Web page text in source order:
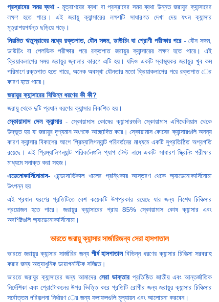
প্রস্রাবের সময় ব্যথা - মূত্রাশয়ের ব্যথা বা প্রস্রাবের সময় ব্যথা উন্নত জরায়ুর ক্যান্সারের
লক্ষণ হতে পারে। এই জরায়ু ক্যান্সারের লক্ষণটি সাধারণত দেখা দেয় যখন ক্যান্সার
মূত্রাশয়পর্যন্ত ছড়িয়ে পড়ে।
নিয়মিত ঋতুস্রাবের মধ্যে রক্তপাত, যৌন সঙ্গম, ডাউচিং বা শ্রোণী পরীক্ষার পরে - যৌন সঙ্গম,
ডাউচিং বা পেলভিক পরীক্ষার পরে রক্তপাত জরায়ুর ক্যান্সারের লক্ষণ হতে পারে। এই
ক্রিয়াকলাপের সময় জরায়ুর জ্বালার কারণে এটি হয়। যদিও একটি স্বাস্থ্যকর জরায়ুর খুব কম
পরিমাণে রক্তপাত হতে পারে, অনেক অবস্থা যৌনতার মতো ক্রিয়াকলাপের পরে রক্তপাত ের
কারণ হতে পারে।
জরায়ুর ক্যান্সারের বিভিন্ন ধরণের কী কী?
জরায়ু থেকে দুটি প্রধান ধরণের ক্যান্সার বিকশিত হয়।
স্কোয়ামাস সেল ক্যান্সার - স্কোয়ামাস কোষের ক্যান্সারগুলি স্কোয়ামাস এপিথেলিয়াম থেকে
উদ্ভূত হয় যা জরায়ুর দৃশ্যমান অংশকে আচ্ছাদিত করে। স্কোয়ামাস কোষের ক্যান্সারগুলি অনন্য
কারণ ক্যান্সার বিকাশের আগে প্রিম্যালিগন্যান্ট পরিবর্তনের মাধ্যমে একটি সুপ্রতিষ্ঠিত অগ্রগতি
রয়েছে। এই প্রিম্যালিগন্যান্ট পরিবর্তনগুলি প্যাপ টেস্ট নামে একটি সাধারণ স্ক্রিনিং পরীক্ষার
মাধ্যমে সনাক্ত করা সহজ।
এডেনোকার্সিনোমাস- এন্ডোসার্ভিকাল খালের গ্রন্থিকার আস্তরণ থেকে অ্যাডেনোকার্সিনোমা
উৎপন্ন হয়
এই প্রধান ধরণের প্রতিটিতে বেশ কয়েকটি উপপ্রকার রয়েছে যার জন্য বিশেষ চিকিত্সার
প্রয়োজন হতে পারে। জরায়ুর ক্যান্সারের প্রায় 85% স্কোয়ামাস কোষ ক্যান্সার এবং
অবশিষ্টগুলি অ্যাডেনোকার্সিনোমা।
ভারতে জরায়ু ক্যান্সার সার্জারিজন্য সেরা হাসপাতাল
ভারতে জরায়ুর ক্যান্সার সার্জারির জন্য শীর্ষ হাসপাতালবিভিন্ন ধরণের ক্যান্সার চিকিত্সা সরবরাহ
করার জন্য অত্যাধুনিক ডায়াগনস্টিক সজ্জিত।
ভারতে জরায়ুর ক্যান্সারের জন্য আমাদের সেরা ডাক্তার প্রতিষ্ঠিত জাতীয় এবং আন্তর্জাতিক
নির্দেশিকা এবং প্রোটোকলের উপর ভিত্তি করে প্রতিটি রোগীর জন্য জরায়ুর ক্যান্সার চিকিত্সার
সর্বোত্তম পরিকল্পনা নির্ধারণ ের জন্য ফলাফলগুলি মূল্যায়ন এবং আলোচনা করবেন।